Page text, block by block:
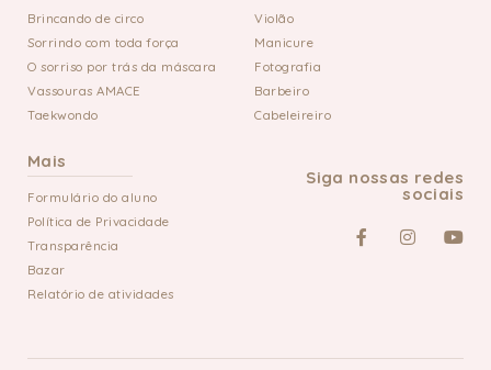
Brincando de circo
Sorrindo com toda força
O sorriso por trás da máscara
Vassouras AMACE
Taekwondo
Violão
Manicure
Fotografia
Barbeiro
Cabeleireiro
Mais
Formulário do aluno
Política de Privacidade
Transparência
Bazar
Relatório de atividades
Siga nossas redes
sociais